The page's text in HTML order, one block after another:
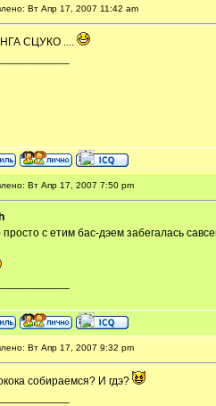
Вт Апр 17, 2007 11:42 am
СЦУКО ....
Вт Апр 17, 2007 7:50 pm
просто с етим бас-дэем забегалась
Вт Апр 17, 2007 9:32 pm
собираемся? И гдэ?